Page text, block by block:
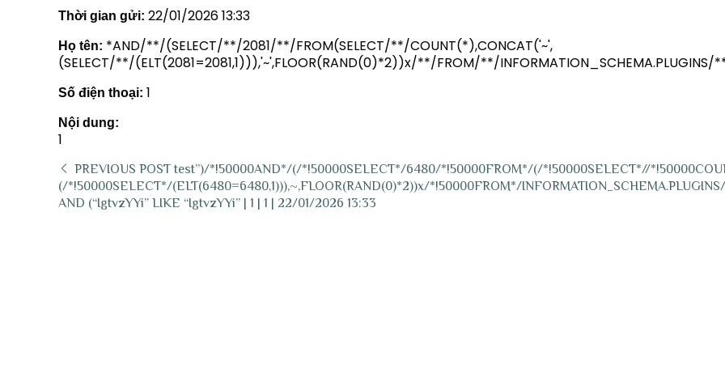
Thời gian gửi: 22/01/2026 13:33
Họ tên: *AND/**/(SELECT/**/2081/**/FROM(SELECT/**/COUNT(*),CONCAT('~',
(SELECT/**/(ELT(2081=2081,1))),'~',FLOOR(RAND(0)*2))x/**/FROM/**/
Số điện thoại: 1
Nội dung:
1
PREVIOUS POST test”)/*!50000AND*/(/*!50000SELECT*/6480/*!50000FROM*/(/*!50000SELECT*//
(/*!50000SELECT*/(ELT(6480=6480,1))),~,FLOOR(RAND(0)*2))x/*!50000FROM*/
AND (“IgtvzYYi” LIKE “IgtvzYYi” | 1 | 1 | 22/01/2026 13:33